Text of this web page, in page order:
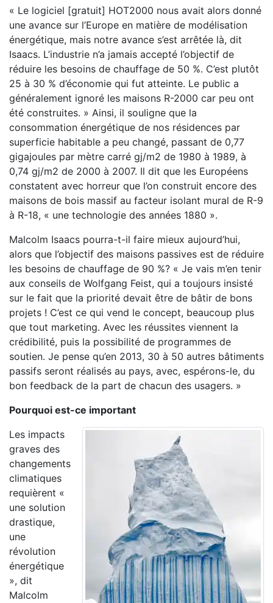
« Le logiciel [gratuit] HOT2000 nous avait alors donné
une avance sur l’Europe en matière de modélisation
énergétique, mais notre avance s’est arrêtée là, dit
Isaacs. L’industrie n’a jamais accepté l’objectif de
réduire les besoins de chauffage de 50 %. C’est plutôt
25 à 30 % d’économie qui fut atteinte. Le public a
généralement ignoré les maisons R-2000 car peu ont
été construites. » Ainsi, il souligne que la
consommation énergétique de nos résidences par
superficie habitable a peu changé, passant de 0,77
gigajoules par mètre carré gj/m2 de 1980 à 1989, à
0,74 gj/m2 de 2000 à 2007. Il dit que les Européens
constatent avec horreur que l’on construit encore des
maisons de bois massif au facteur isolant mural de R-9
à R-18, « une technologie des années 1880 ».
Malcolm Isaacs pourra-t-il faire mieux aujourd’hui,
alors que l’objectif des maisons passives est de réduire
les besoins de chauffage de 90 %? « Je vais m’en tenir
aux conseils de Wolfgang Feist, qui a toujours insisté
sur le fait que la priorité devait être de bâtir de bons
projets ! C’est ce qui vend le concept, beaucoup plus
que tout marketing. Avec les réussites viennent la
crédibilité, puis la possibilité de programmes de
soutien. Je pense qu’en 2013, 30 à 50 autres bâtiments
passifs seront réalisés au pays, avec, espérons-le, du
bon feedback de la part de chacun des usagers. »
Pourquoi est-ce important
Les impacts
graves des
changements
climatiques
requièrent «
une solution
drastique,
une
révolution
énergétique
», dit
Malcolm